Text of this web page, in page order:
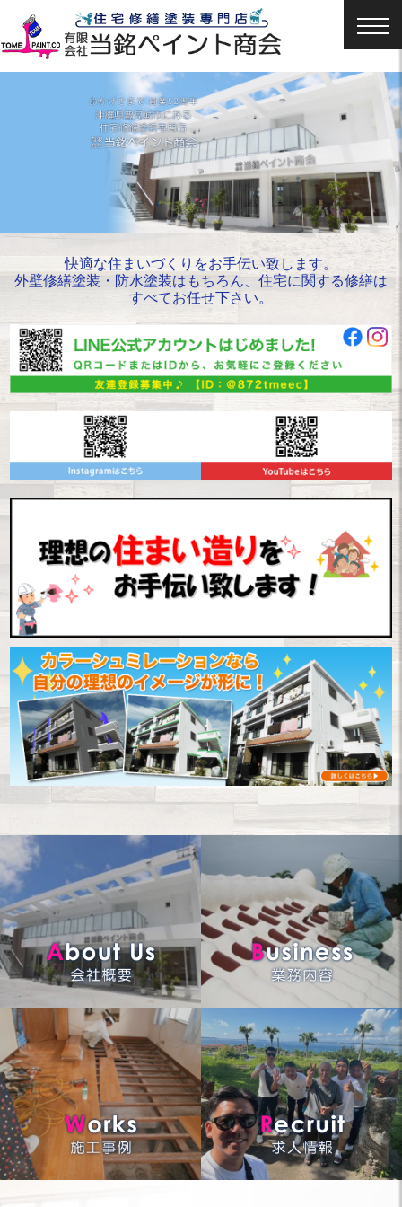
快適な住まいづくりをお手伝い致します。
外壁修繕塗装・防水塗装はもちろん、住宅に関する修繕は
すべてお任せ下さい。